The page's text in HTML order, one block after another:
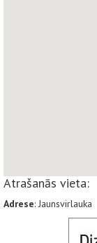
Atrašanās vieta:
Adrese: Jaunsvirlauka